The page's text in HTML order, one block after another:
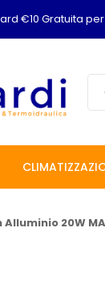
€10 Gratuita
20W